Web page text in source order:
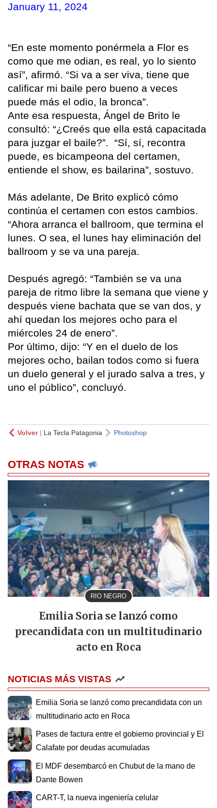
January 11, 2024
“En este momento ponérmela a Flor es
como que me odian, es real, yo lo siento
así”, afirmó. “Si va a ser viva, tiene que
calificar mi baile pero bueno a veces
puede más el odio, la bronca”.
Ante esa respuesta, Ángel de Brito le
consultó: “¿Creés que ella está capacitada
para juzgar el baile?”. “Sí, sí, recontra
puede, es bicampeona del certamen,
entiende el show, es bailarina”, sostuvo.
Más adelante, De Brito explicó cómo
continúa el certamen con estos cambios.
“Ahora arranca el ballroom, que termina el
lunes. O sea, el lunes hay eliminación del
ballroom y se va una pareja.
Después agregó: “También se va una
pareja de ritmo libre la semana que viene y
después viene bachata que se van dos, y
ahí quedan los mejores ocho para el
miércoles 24 de enero”.
Por último, dijo: “Y en el duelo de los
mejores ocho, bailan todos como si fuera
un duelo general y el jurado salva a tres, y
uno el público”, concluyó.
Volver| La Tecla Patagonia Photoshop
OTRAS NOTAS
RIO NEGRO
Emilia Soria se lanzó como
precandidata con un multitudinario
acto en Roca
NOTICIAS MÁS VISTAS
Emilia Soria se lanzó como precandidata con un
multitudinario acto en Roca
Pases de factura entre el gobierno provincial y El
Calafate por deudas acumuladas
El MDF desembarcó en Chubut de la mano de
Dante Bowen
CART-T, la nueva ingeniería celular